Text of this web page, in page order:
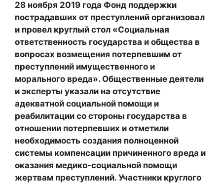
28 ноября 2019 года Фонд поддержки
пострадавших от преступлений организовал
и провел круглый стол «Социальная
ответственность государства и общества в
вопросах возмещения потерпевшим от
преступлений имущественного и
морального вреда». Общественные деятели
и эксперты указали на отсутствие
адекватной социальной помощи и
реабилитации со стороны государства в
отношении потерпевших и отметили
необходимость создания полноценной
системы компенсации причиненного вреда и
оказания медико-социальной помощи
жертвам преступлений. Участники круглого